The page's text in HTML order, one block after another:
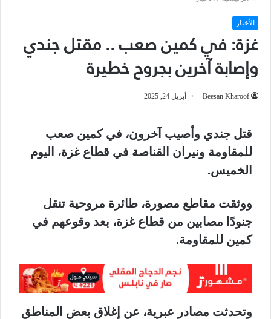
الأخبار
غزة: في كمين صعب .. مقتل جندي
وإصابة آخرين بجروح خطيرة
Beesan Kharoof أبريل 24, 2025
قتل جندي وأصيب آخرون، في كمين صعب
للمقاومة ونيران القناصة في قطاع غزة، اليوم
الخميس.
ووثقت مقاطع مصورة، طائرة مروحية تنقل
جنودًا مصابين من قطاع غزة، بعد وقوعهم في
كمين للمقاومة.
وتحدثت مصادر عبرية، عن إغلاق بعض المناطق